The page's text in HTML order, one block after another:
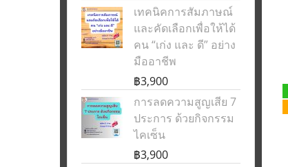
เทคนิคการสัมภาษณ์
และคัดเลือกเพื่อให้ได้
คน “เก่ง และ ดี” อย่าง
มืออาชีพ
฿3,900
การลดความสูญเสีย 7
ประการ ด้วยกิจกรรม
ไคเซ็น
฿3,900